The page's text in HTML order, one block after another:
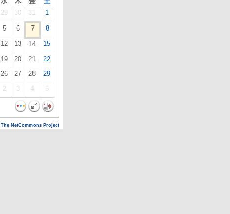
29 30 31 1
5 6 7
8
12 13 14
15
19 20 21
22
26 27 28
29
2 3 4 5
The NetCommons Project